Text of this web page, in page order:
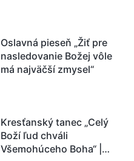
Oslavná pieseň „Žiť pre
nasledovanie Božej vôle
má najväčší zmysel“
Kresťanský tanec „Celý
Boží ľud chváli
Všemohúceho Boha“ |